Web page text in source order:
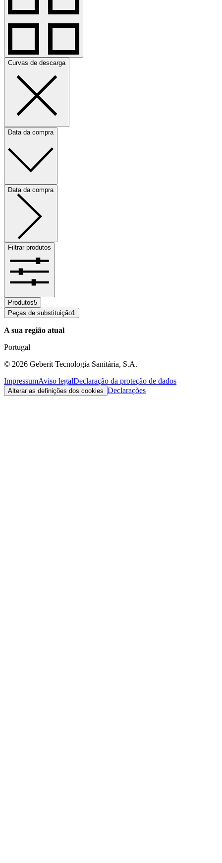
Curvas de descarga
Data da compra
Data da compra
Filtrar produtos
Produtos5
Peças de substituição1
A sua região atual
Portugal
© 2026 Geberit Tecnologia Sanitária, S.A.
ImpressumAviso legalDeclaração da proteção de dados
Alterar as definições dos cookies Declarações